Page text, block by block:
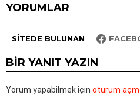
YORUMLAR
SITEDE BULUNAN
BIR YANIT YAZIN
Yorum yapabilmek için oturum